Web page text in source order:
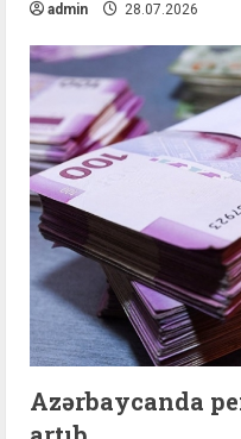
admin 28.07.2026
Azərbaycanda